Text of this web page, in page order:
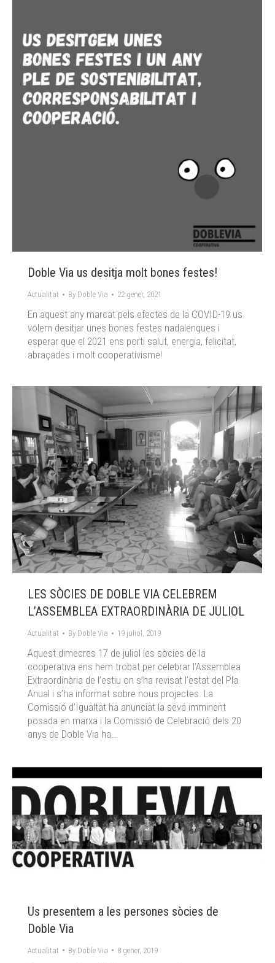
Doble Via us desitja molt bones festes!
Actualitat By Doble Via 22 gener, 2021
En aquest any marcat pels efectes de la COVID-19 us
volem desitjar unes bones festes nadalenques i
esperar que el 2021 ens porti salut, energia, felicitat,
abraçades i molt cooperativisme!
LES SÒCIES DE DOBLE VIA CELEBREM
L’ASSEMBLEA EXTRAORDINÀRIA DE JULIOL
Actualitat By Doble Via 19 juliol, 2019
Aquest dimecres 17 de juliol les sòcies de la
cooperativa ens hem trobat per celebrar l’Assemblea
Extraordinària de l’estiu on s’ha revisat l’estat del Pla
Anual i s’ha informat sobre nous projectes. La
Comissió d’Igualtat ha anunciat la seva imminent
posada en marxa i la Comissió de Celebració dels 20
anys de Doble Via ha…
Us presentem a les persones sòcies de
Doble Via
Actualitat By Doble Via 8 gener, 2019